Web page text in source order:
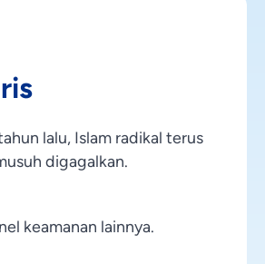
lalu, Islam radikal terus
digagalkan.
keamanan lainnya.